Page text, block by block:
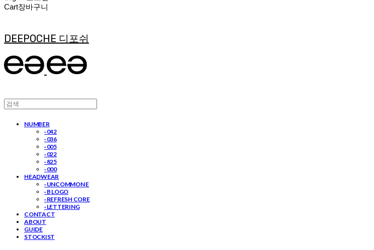
Cart장바구니
DEEPOCHE 디포쉬
NUMBER
· 042
· 036
· 005
· 022
· 825
· 000
HEADWEAR
· UNCOMMON E
· B LOGO
· REFRESH CORE
· LETTERING
CONTACT
ABOUT
GUIDE
STOCKIST